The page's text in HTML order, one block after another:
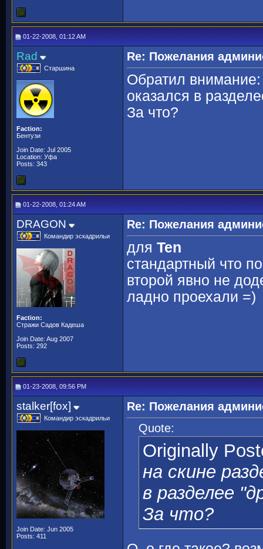
01-22-2008, 01:12 AM
Rad
Старшина
Faction:
Бентузи
Join Date: Jul 2005
Location: Уфа
Posts: 343
Re: Пожелания
Обратил внимание:
оказался в
За что?
01-22-2008, 01:24 AM
DRAGON
Командир эскадрильи
Faction:
Стражи Садов Кадеша
Join Date: Aug 2007
Posts: 292
Re: Пожелания
для Ten
стандартный что
второй явно не
ладно проехали =)
01-23-2008, 09:56 PM
stalker[fox]
Командир эскадрильи
Join Date: Jun 2005
Posts: 411
Re: Пожелания
Quote:
Originally
на скине
в разделее
За что?